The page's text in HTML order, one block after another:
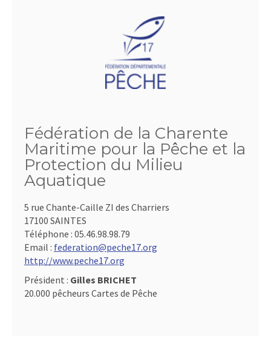
Fédération de la Charente
Maritime pour la Pêche et la
Protection du Milieu
Aquatique
5 rue Chante-Caille ZI des Charriers
17100 SAINTES
Téléphone : 05.46.98.98.79
Email : federation@peche17.org
http://www.peche17.org
Président : Gilles BRICHET
20.000 pêcheurs Cartes de Pêche